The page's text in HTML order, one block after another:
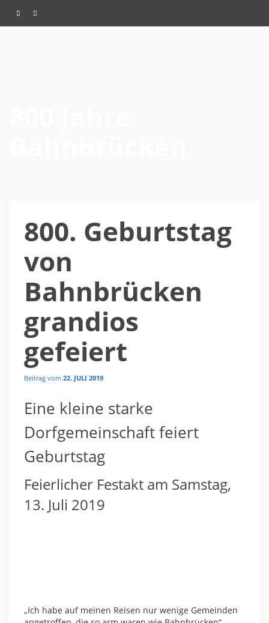
800. Geburtstag
von
Bahnbrücken
grandios
gefeiert
Beitrag vom 22. JULI 2019
Eine kleine starke
Dorfgemeinschaft feiert
Geburtstag
Feierlicher Festakt am Samstag,
13. Juli 2019
„Ich habe auf meinen Reisen nur wenige Gemeinden